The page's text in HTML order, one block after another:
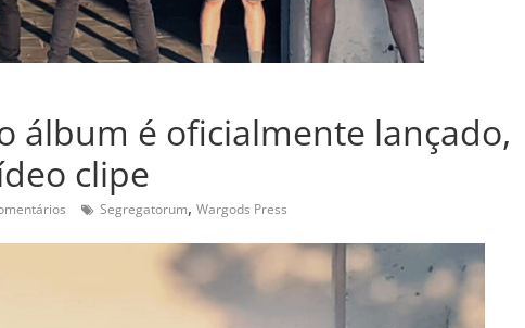
álbum é oficialmente lançado,
clipe
Segregatorum, Wargods Press